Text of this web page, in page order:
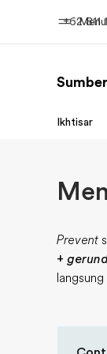
Menu
+62 811
Ikhtisar
Prevent
+